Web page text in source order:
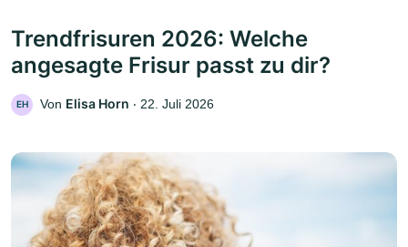
Trendfrisuren 2026: Welche
angesagte Frisur passt zu dir?
EH Von Elisa Horn ‧ 22. Juli 2026